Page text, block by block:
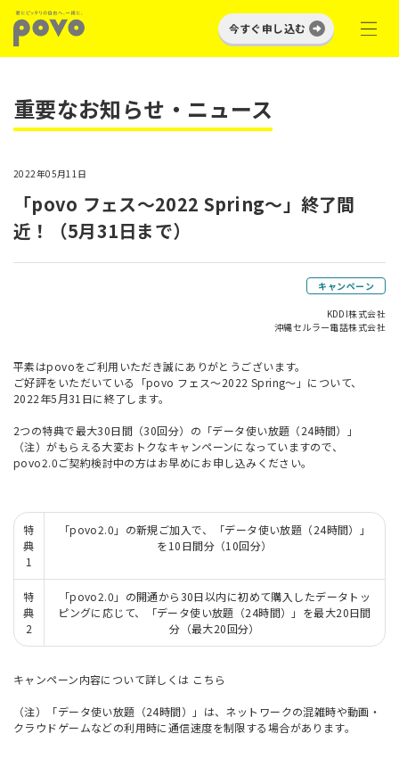
今すぐ申し込む
重要なお知らせ・ニュース
2022年05月11日
「povo フェス～2022 Spring～」終了間
近！（5月31日まで）
キャンペーン
KDDI株式会社
沖縄セルラー電話株式会社
平素はpovoをご利用いただき誠にありがとうございます。
ご好評をいただいている「povo フェス～2022 Spring～」について、
2022年5月31日に終了します。
2つの特典で最大30日間（30回分）の「データ使い放題（24時間）」
（注）がもらえる大変おトクなキャンペーンになっていますので、
povo2.0ご契約検討中の方はお早めにお申し込みください。
特
典
1
「povo2.0」の新規ご加入で、「データ使い放題（24時間）」
を10日間分（10回分）
特
典
2
「povo2.0」の開通から30日以内に初めて購入したデータトッ
ピングに応じて、「データ使い放題（24時間）」を最大20日間
分（最大20回分）
キャンペーン内容について詳しくは こちら
（注）「データ使い放題（24時間）」は、ネットワークの混雑時や動画・
クラウドゲームなどの利用時に通信速度を制限する場合があります。